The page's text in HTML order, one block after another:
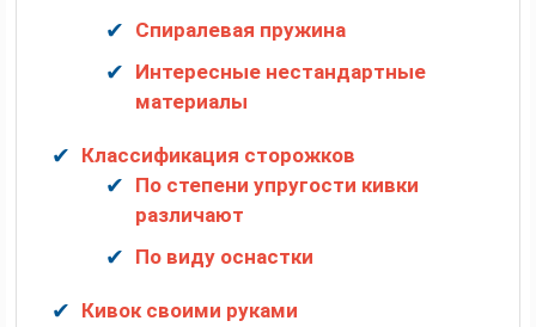
Спиралевая пружина
Интересные нестандартные
материалы
Классификация сторожков
По степени упругости кивки
различают
По виду оснастки
Кивок своими руками